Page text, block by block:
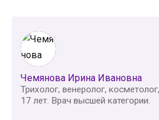
Чемянова Ирина Ивановна
Трихолог, венеролог,
17 лет. Врач высшей категории.